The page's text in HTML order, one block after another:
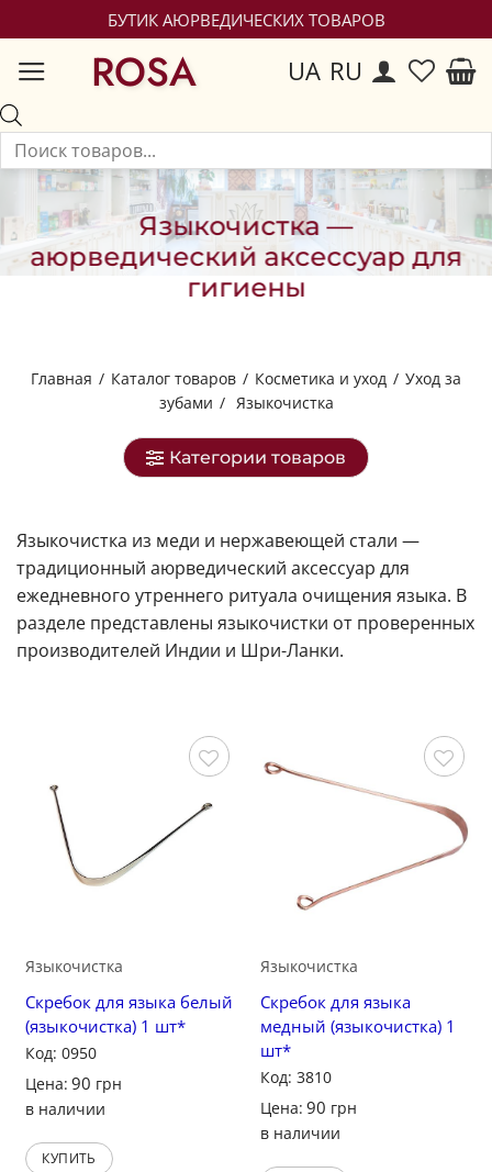
БУТИК АЮРВЕДИЧЕСКИХ ТОВАРОВ
ROSA UA RU
Языкочистка —
аюрведический аксессуар для
гигиены
Главная / Каталог товаров / Косметика и уход / Уход за
зубами / Языкочистка
Категории товаров
Языкочистка из меди и нержавеющей стали —
традиционный аюрведический аксессуар для
ежедневного утреннего ритуала очищения языка. В
разделе представлены языкочистки от проверенных
производителей Индии и Шри-Ланки.
Сохранить
Языкочистка
Скребок для языка белый
(языкочистка) 1 шт*
Код: 0950
Цена: 90 грн
в наличии
КУПИТЬ
Сохранить
Языкочистка
Скребок для языка
медный (языкочистка) 1
шт*
Код: 3810
Цена: 90 грн
в наличии